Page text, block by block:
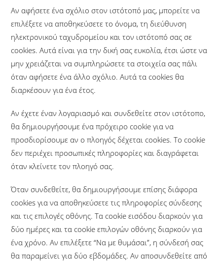
Αν αφήσετε ένα σχόλιο στον ιστότοπό μας, μπορείτε να
επιλέξετε να αποθηκεύσετε το όνομα, τη διεύθυνση
ηλεκτρονικού ταχυδρομείου και τον ιστότοπό σας σε
cookies. Αυτά είναι για την δική σας ευκολία, έτσι ώστε να
μην χρειάζεται να συμπληρώσετε τα στοιχεία σας πάλι
όταν αφήσετε ένα άλλο σχόλιο. Αυτά τα cookies θα
διαρκέσουν για ένα έτος.
Αν έχετε έναν λογαριασμό και συνδεθείτε στον ιστότοπο,
θα δημιουργήσουμε ένα πρόχειρο cookie για να
προσδιορίσουμε αν ο πλοηγός δέχεται cookies. Το cookie
δεν περιέχει προσωπικές πληροφορίες και διαγράφεται
όταν κλείνετε τον πλοηγό σας.
Όταν συνδεθείτε, θα δημιουργήσουμε επίσης διάφορα
cookies για να αποθηκεύσετε τις πληροφορίες σύνδεσης
και τις επιλογές οθόνης. Τα cookie εισόδου διαρκούν για
δύο ημέρες και τα cookie επιλογών οθόνης διαρκούν για
ένα χρόνο. Αν επιλέξετε “Να με θυμάσαι”, η σύνδεσή σας
θα παραμείνει για δύο εβδομάδες. Αν αποσυνδεθείτε από